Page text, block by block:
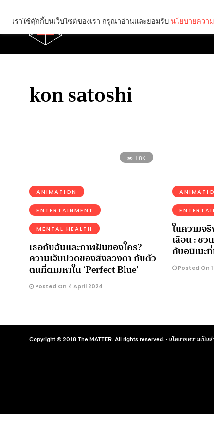
kon satoshi
1.8K
ANIMATION
ENTERTAINMENT
MENTAL HEALTH
เธอกับฉันและภาพฝันของใคร?
ความเจ็บปวดของสิ่งลวงตา กับตัว
ตนที่ตามหาใน ‘Perfect Blue’
Posted On 4 April 2024
ในความจ
เลือน : ชว
กับอนิเมะ
Posted On 1
Copyright © 2018 The MATTER. All rights reserved. ·นโยบายความเป็น
เราใช้คุ๊กกี้บนเว็บไซต์ของเรา กรุณาอ่านและยอมรับ นโยบายควา